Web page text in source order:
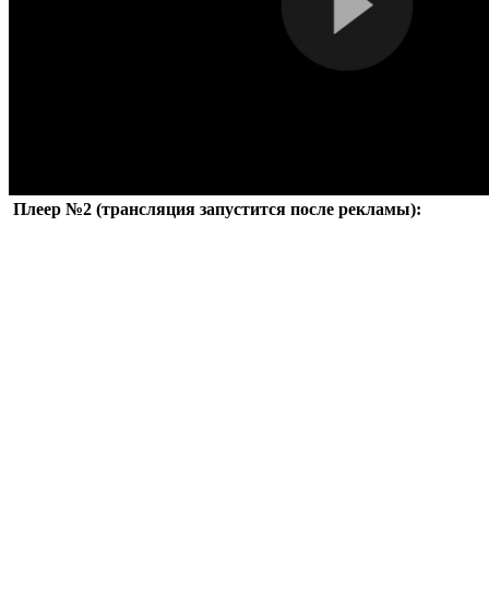
Плеер №2 (трансляция запустится после рекламы):